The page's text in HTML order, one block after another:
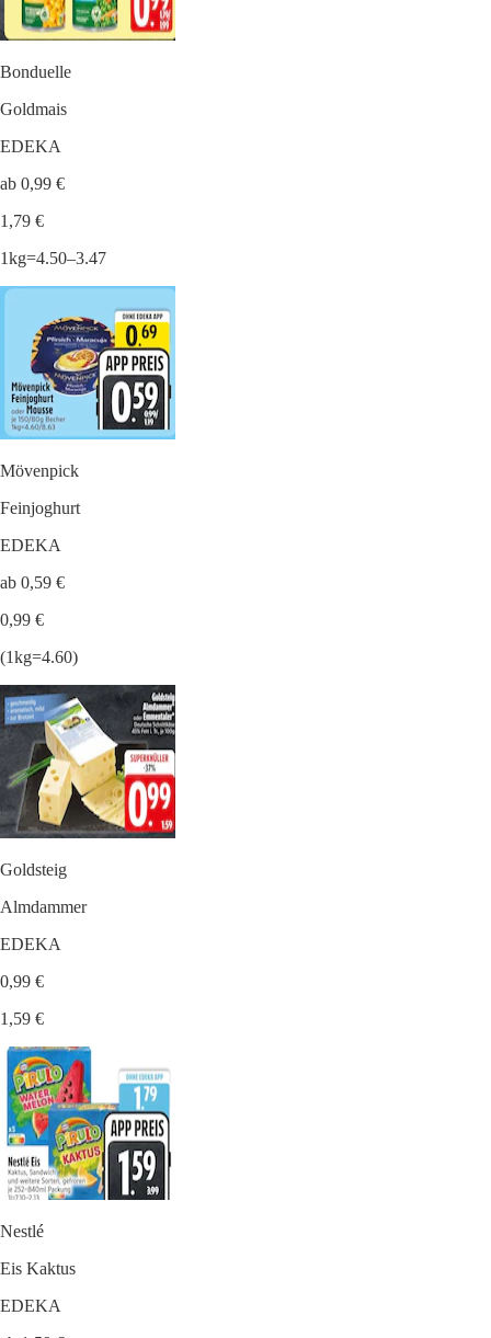
Bonduelle
Goldmais
EDEKA
ab 0,99 €
1,79 €
1kg=4.50–3.47
Mövenpick
Feinjoghurt
EDEKA
ab 0,59 €
0,99 €
(1kg=4.60)
Goldsteig
Almdammer
EDEKA
0,99 €
1,59 €
Nestlé
Eis Kaktus
EDEKA